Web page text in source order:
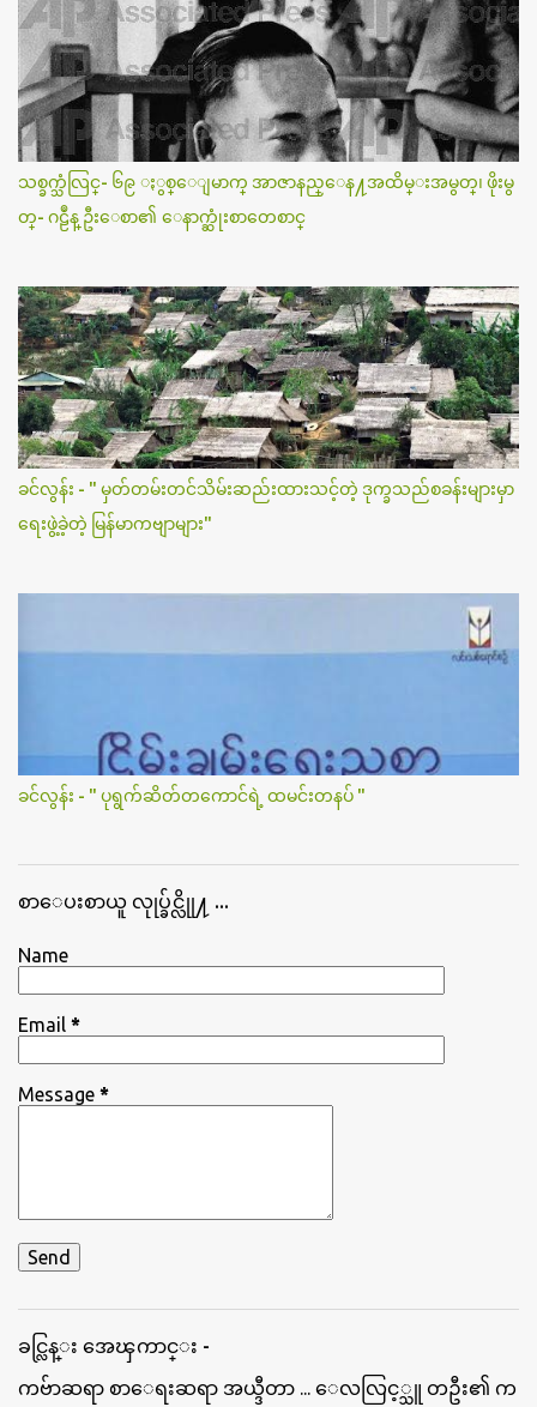
သစ္ခက္သံလြင္- ၆၉ ႏွစ္ေျမာက္ အာဇာနည္ေန႔အထိမ္းအမွတ္၊ ဖိုးမွ
တ္- ဂဠဳန္ ဦးေစာ၏ ေနာက္ဆုံးစာတေစာင္
ခင်လွန်း - " မှတ်တမ်းတင်သိမ်းဆည်းထားသင့်တဲ့ ဒုက္ခသည်စခန်းများမှာ
ရေးဖွဲ့ခဲ့တဲ့ မြန်မာကဗျာများ"
ခင်လွန်း - " ပုရွက်ဆိတ်တကောင်ရဲ့ ထမင်းတနပ် "
စာေပးစာယူ လုုပ္ခ်င္လိုု႔ ...
Name
Email *
Message *
ခင္လြန္း အေၾကာင္း -
ကဗ်ာဆရာ စာေရးဆရာ အယ္ဒီတာ ... ေလလြင့္သူ တဦး၏ က